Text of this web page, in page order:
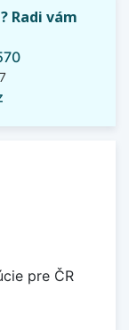
Radi vám
pre ČR